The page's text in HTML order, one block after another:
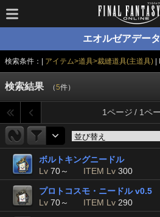
エオルゼアデー
検索条件：| アイテム>道具>裁縫道具(主道具)
検索結果 （5件）
1ページ / 1ペ
ボルトキングニードル
Lv 70～ ITEM Lv 300
プロトコスモ・ニードル v0.5
Lv 70～ ITEM Lv 290